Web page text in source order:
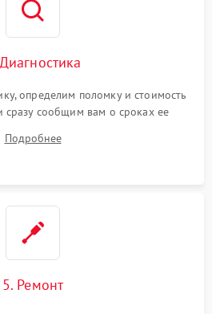
определим поломку и стоимость
сразу сообщим вам о сроках ее
Подробнее
5. Ремонт